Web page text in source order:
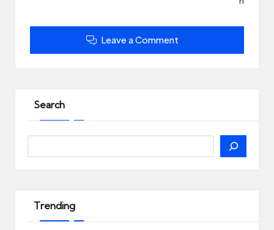
Leave a Comment
Search
Trending